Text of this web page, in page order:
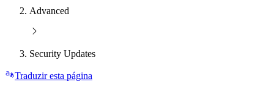
Advanced
Security Updates
Traduzir esta página